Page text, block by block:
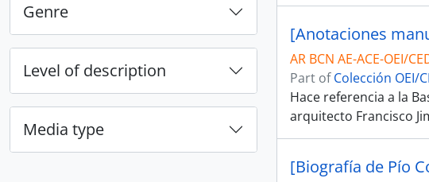
Genre
Level of description
Media type
[Anotaciones
AR BCN AE-ACE-OEI/
Part ofColección OEI/
Hace referencia a la
arquitecto Francisco
[Biografía de Pío